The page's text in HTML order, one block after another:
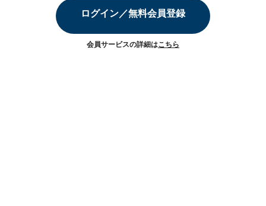
ログイン／無料会員登録
会員サービスの詳細はこちら